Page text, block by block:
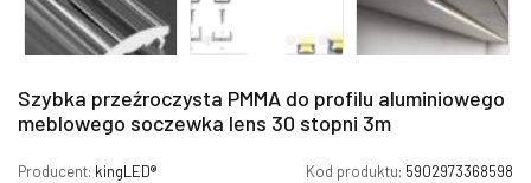
Szybka przeźroczysta PMMA do profilu aluminiowego
meblowego soczewka lens 30 stopni 3m
Producent: kingLED® Kod produktu: 5902973368598